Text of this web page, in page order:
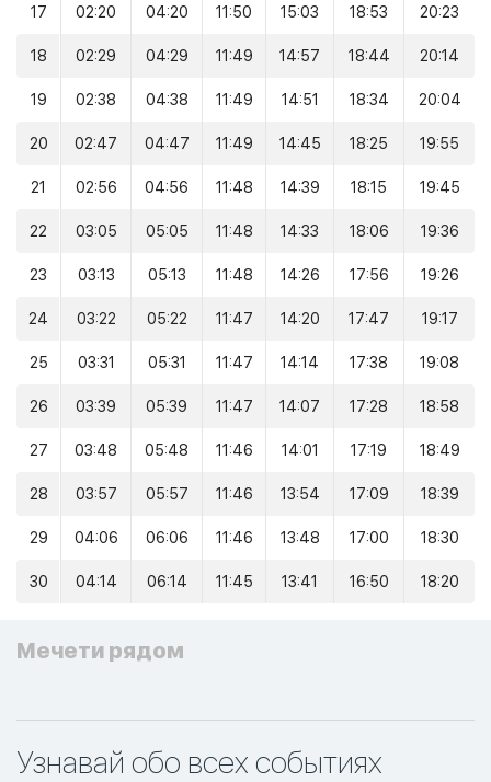
17 02:20 04:20 11:50 15:03 18:53 20:23
18 02:29 04:29 11:49 14:57 18:44 20:14
19 02:38 04:38 11:49 14:51 18:34 20:04
20 02:47 04:47 11:49 14:45 18:25 19:55
21 02:56 04:56 11:48 14:39 18:15 19:45
22 03:05 05:05 11:48 14:33 18:06 19:36
23 03:13 05:13 11:48 14:26 17:56 19:26
24 03:22 05:22 11:47 14:20 17:47 19:17
25 03:31 05:31 11:47 14:14 17:38 19:08
26 03:39 05:39 11:47 14:07 17:28 18:58
27 03:48 05:48 11:46 14:01 17:19 18:49
28 03:57 05:57 11:46 13:54 17:09 18:39
29 04:06 06:06 11:46 13:48 17:00 18:30
30 04:14 06:14 11:45 13:41 16:50 18:20
Мечети рядом
Узнавай обо всех событиях